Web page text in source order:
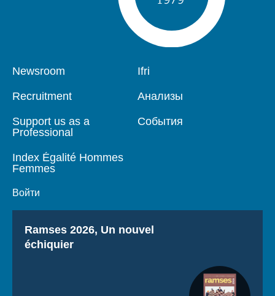
Pied
Newsroom
Recruitment
Support us as a
Professional
Index Égalité Hommes
Femmes
Войти
Navigation
Ifri
Анализы
События
Titre
Ramses 2026, Un nouvel
échiquier